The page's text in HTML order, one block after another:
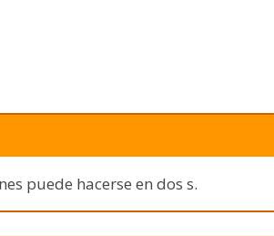
puede hacerse en dos s.